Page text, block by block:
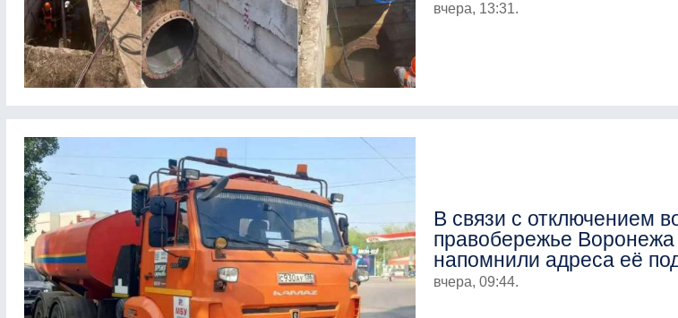
вчера, 13:31.
В связи с отключением
правобережье
напомнили адреса её
вчера, 09:44.